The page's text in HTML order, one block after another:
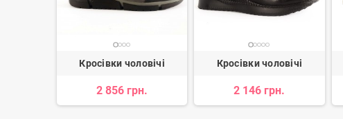
Кросівки чоловічі
2 856 грн.
Кросівки чоловічі
2 146 грн.